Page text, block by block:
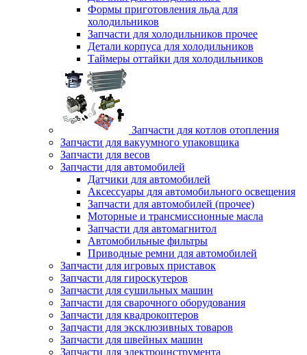
Формы приготовления льда для
холодильников
Запчасти для холодильников прочее
Детали корпуса для холодильников
Таймеры оттайки для холодильников
Запчасти для котлов отопления
Запчасти для вакуумного упаковщика
Запчасти для весов
Запчасти для автомобилей
Датчики для автомобилей
Аксессуары для автомобильного освещения
Запчасти для автомобилей (прочее)
Моторные и трансмиссионные масла
Запчасти для автомагнитол
Автомобильные фильтры
Приводные ремни для автомобилей
Запчасти для игровых приставок
Запчасти для гироскутеров
Запчасти для сушильных машин
Запчасти для сварочного оборудования
Запчасти для квадрокоптеров
Запчасти для эксклюзивных товаров
Запчасти для швейных машин
Запчасти для электроинструмента